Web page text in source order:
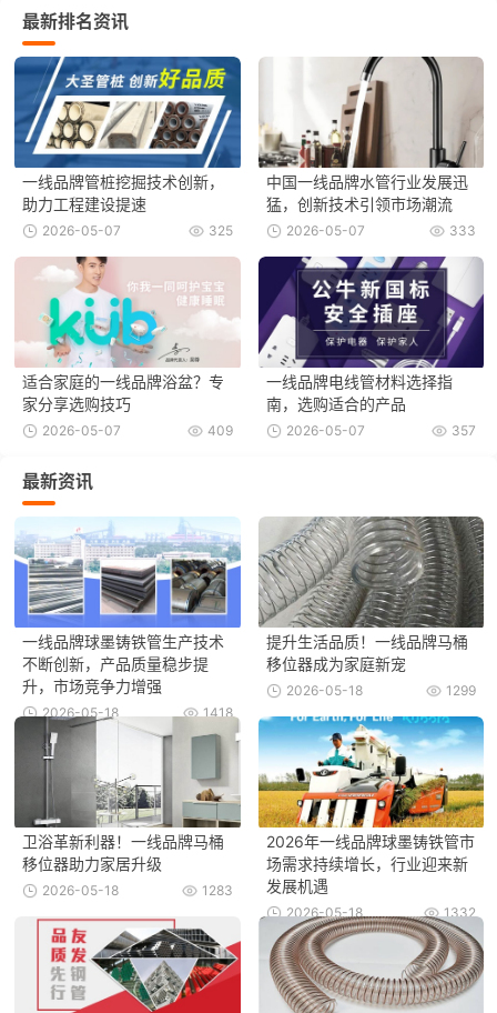
最新排名资讯
一线品牌管桩挖掘技术创新，
助力工程建设提速
325
2026-05-07
中国一线品牌水管行业发展迅
猛，创新技术引领市场潮流
333
2026-05-07
适合家庭的一线品牌浴盆？专
家分享选购技巧
409
2026-05-07
一线品牌电线管材料选择指
南，选购适合的产品
357
2026-05-07
最新资讯
一线品牌球墨铸铁管生产技术
不断创新，产品质量稳步提
升，市场竞争力增强
1418
2026-05-18
提升生活品质！一线品牌马桶
移位器成为家庭新宠
1299
2026-05-18
卫浴革新利器！一线品牌马桶
移位器助力家居升级
1283
2026-05-18
2026年一线品牌球墨铸铁管市
场需求持续增长，行业迎来新
发展机遇
1332
2026-05-18